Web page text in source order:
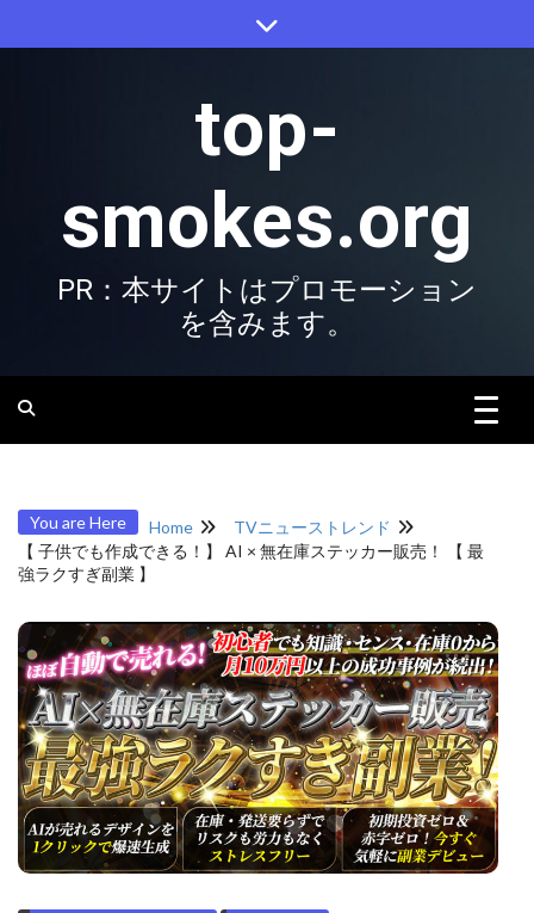
top-
smokes.org
PR：本サイトはプロモーション
を含みます。
You are Here Home
TVニューストレンド
【 子供でも作成できる！】 AI × 無在庫ステッカー販売！ 【 最
強ラクすぎ副業 】